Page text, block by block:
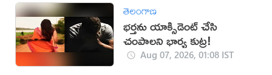
తెలంగాణ
భర్తను యాక్సిడెంట్‌ చేసి
చంపాలని భార్య కుట్ర!
Aug 07, 2026, 01:08 IST